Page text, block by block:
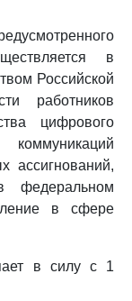
в
Российской
работников
цифрового
ассигнований,
федеральном
в сфере
в силу с 1